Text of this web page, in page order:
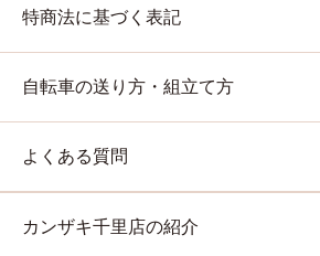
特商法に基づく表記
自転車の送り方・組立て方
よくある質問
カンザキ千里店の紹介